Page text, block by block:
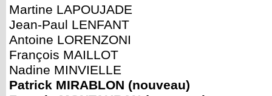
Martine LAPOUJADE
Jean-Paul LENFANT
Antoine LORENZONI
François MAILLOT
Nadine MINVIELLE
Patrick MIRABLON (nouveau)